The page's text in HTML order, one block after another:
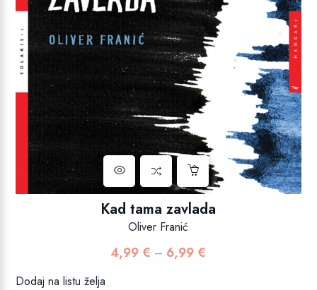
Kad tama zavlada
Oliver Franić
4,99 € – 6,99 €Raspon
Dodaj na listu želja